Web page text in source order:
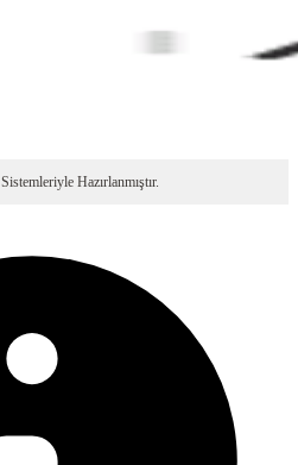
Sistemleriyle Hazırlanmıştır.